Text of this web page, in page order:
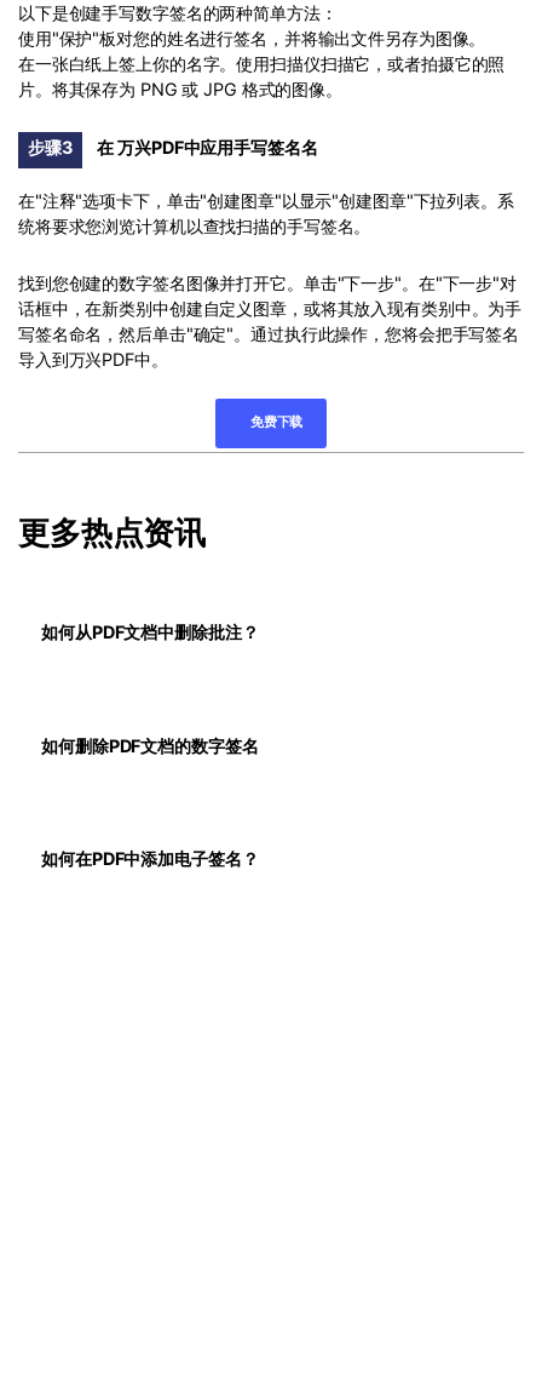
以下是创建手写数字签名的两种简单方法：
使用"保护"板对您的姓名进行签名，并将输出文件另存为图像。
在一张白纸上签上你的名字。使用扫描仪扫描它，或者拍摄它的照
片。将其保存为 PNG 或 JPG 格式的图像。
步骤3 在 万兴PDF中应用手写签名名
在"注释"选项卡下，单击"创建图章"以显示"创建图章"下拉列表。系
统将要求您浏览计算机以查找扫描的手写签名。
找到您创建的数字签名图像并打开它。单击"下一步"。在"下一步"对
话框中，在新类别中创建自定义图章，或将其放入现有类别中。为手
写签名命名，然后单击"确定"。通过执行此操作，您将会把手写签名
导入到万兴PDF中。
免费下载
更多热点资讯
如何从PDF文档中删除批注？
如何删除PDF文档的数字签名
如何在PDF中添加电子签名？